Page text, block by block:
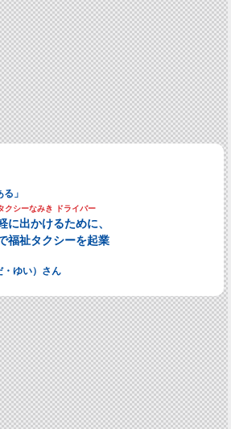
」
クシーなみき ドライバー
に出かけるために、
福祉タクシーを起業
ゆい）さん